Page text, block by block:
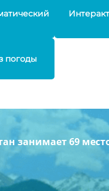
погоды
занимает 69